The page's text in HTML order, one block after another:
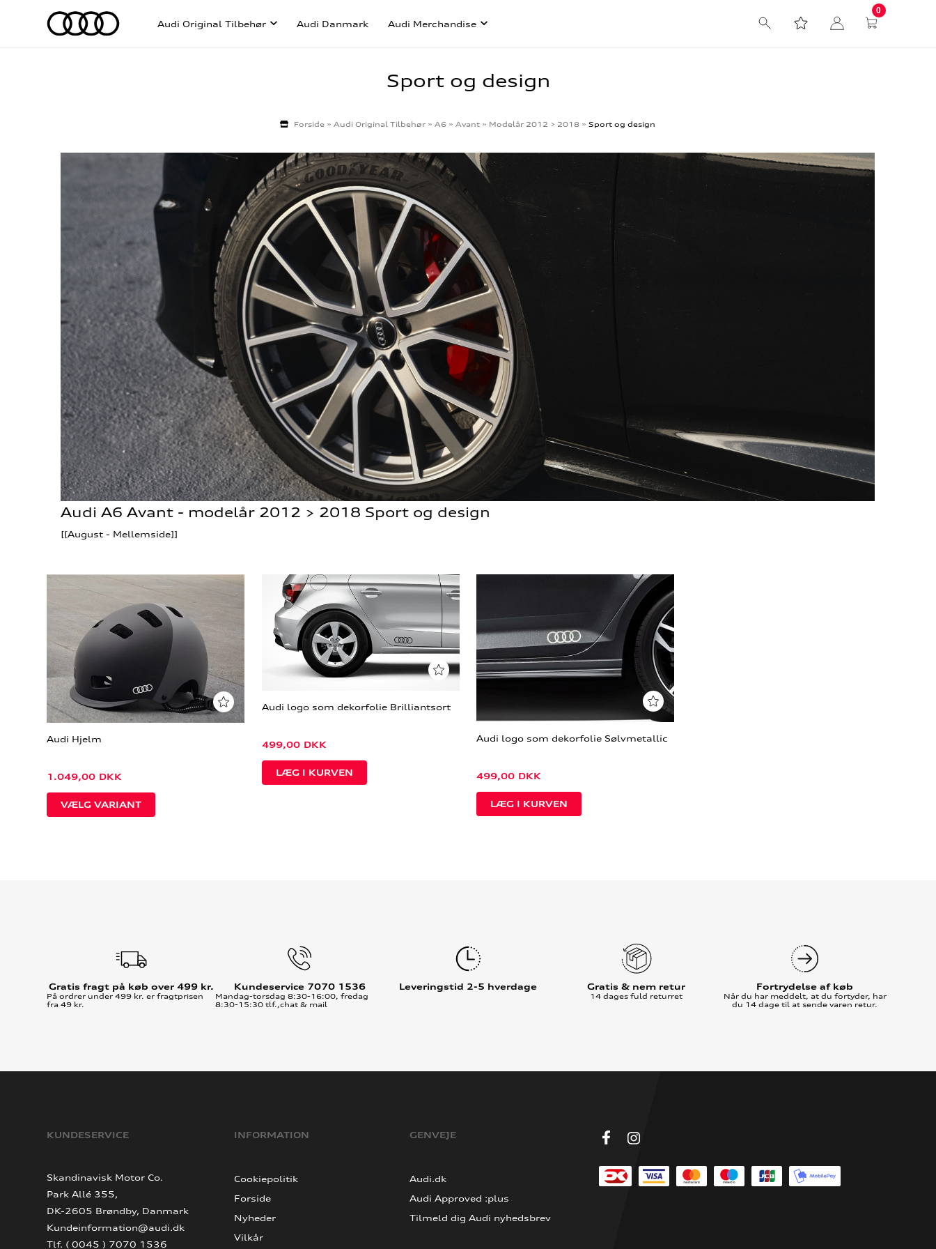
Audi Original Tilbehør Audi Danmark Audi Merchandise
0
Sport og design
Forside »Audi Original Tilbehør »A6 »Avant » Modelår 2012 > 2018 »Sport og design
Audi A6 Avant - modelår 2012 > 2018 Sport og design
[[August - Mellemside]]
Audi Hjelm
1.049,00 DKK
VÆLG VARIANT
Audi logo som dekorfolie Brilliantsort
499,00 DKK
Audi logo som dekorfolie Sølvmetallic
499,00 DKK
Gratis fragt på køb over 499 kr.
På ordrer under 499 kr. er fragtprisen
fra 49 kr.
Kundeservice 7070 1536
Mandag-torsdag 8:30-16:00, fredag
8:30-15:30 tlf.,chat & mail
Leveringstid 2-5 hverdage Gratis & nem retur
14 dages fuld returret
Fortrydelse af køb
Når du har meddelt, at du fortyder, har
du 14 dage til at sende varen retur.
KUNDESERVICE
Skandinavisk Motor Co.
Park Allé 355,
DK-2605 Brøndby, Danmark
Kundeinformation@audi.dk
Tlf. ( 0045 ) 7070 1536
INFORMATION
Cookiepolitik
Forside
Nyheder
Vilkår
GENVEJE
Audi.dk
Audi Approved :plus
Tilmeld dig Audi nyhedsbrev